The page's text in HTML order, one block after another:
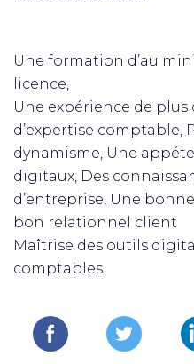
Une formation d’au
licence,
Une expérience de plus
d’expertise comptable,
dynamisme, Une
digitaux, Des
d’entreprise, Une
bon relationnel client
Maîtrise des outils
comptables